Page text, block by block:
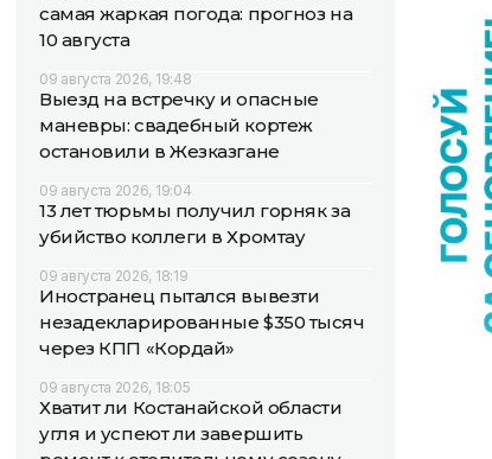
самая жаркая погода: прогноз на
10 августа
09 августа 2026, 19:48
Выезд на встречку и опасные
маневры: свадебный кортеж
остановили в Жезказгане
09 августа 2026, 19:04
13 лет тюрьмы получил горняк за
убийство коллеги в Хромтау
09 августа 2026, 18:19
Иностранец пытался вывезти
незадекларированные $350 тысяч
через КПП «Кордай»
09 августа 2026, 18:05
Хватит ли Костанайской области
угля и успеют ли завершить